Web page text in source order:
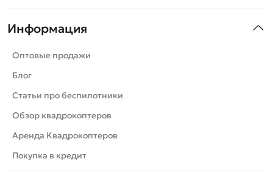
Машинки
Танки
Вертолеты
Катера
Роботы
Самолеты
Сборные модели
Информация
Оптовые продажи
Блог
Статьи про беспилотники
Обзор квадрокоптеров
Аренда Квадрокоптеров
Покупка в кредит